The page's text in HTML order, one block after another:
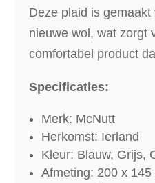
Deze plaid is
nieuwe wol, wat zorgt
comfortabel product
Specificaties:
Merk: McNutt
Herkomst: Ierland
Kleur: Blauw, Grijs,
Afmeting: 200 x 145